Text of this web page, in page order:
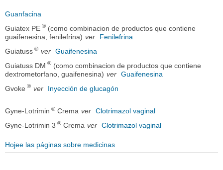
Guanfacina
Guiatex PE ® (como combinacion de productos que contiene
guaifenesina, fenilefrina) ver
Fenilefrina
Guiatuss ® ver Guaifenesina
Guiatuss DM ® (como combinacion de productos que contiene
dextrometorfano, guaifenesina) ver Guaifenesina
Gvoke ® ver Inyección de glucagón
Gyne-Lotrimin ® Crema ver Clotrimazol vaginal
Gyne-Lotrimin 3 ® Crema ver Clotrimazol vaginal
Hojee las páginas sobre medicinas